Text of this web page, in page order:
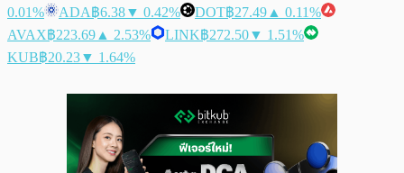
0.01%
ADA฿6.38▼ 0.42% DOT฿27.49 ▲ 0.11%
AVAX฿223.69 ▲ 2.53% LINK฿272.50▼ 1.51%
KUB฿20.23▼ 1.64%